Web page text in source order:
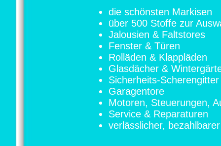
die schönsten Markisen
über 500 Stoffe zur
Jalousien & Faltstores
Fenster & Türen
Rolläden & Klappläden
Glasdächer &
Sicherheits-Scherengitter
Garagentore
Motoren, Steuerungen,
Service & Reparaturen
verlässlicher,